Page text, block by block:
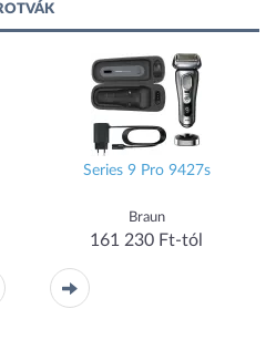
Series 9 Pro 9427s
Braun
161 230 Ft-tól